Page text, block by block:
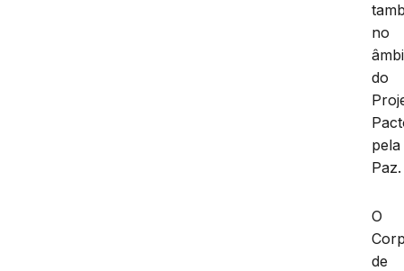
no
do
pela
Paz.
O
de